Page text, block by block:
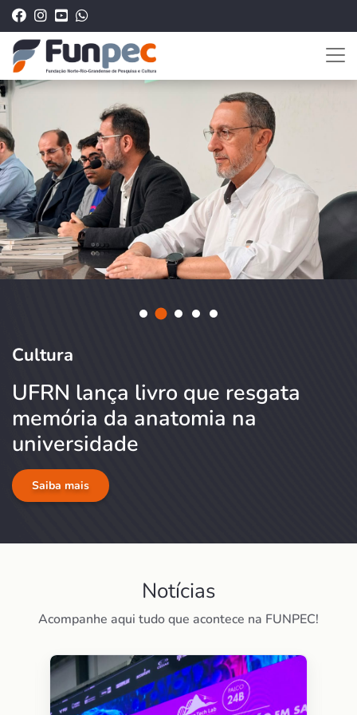
Cultura
UFRN lança livro que resgata
memória da anatomia na
universidade
Saiba mais
Notícias
Acompanhe aqui tudo que acontece na FUNPEC!